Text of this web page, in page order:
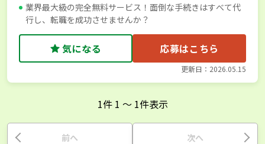
業界最大級の完全無料サービス！面倒な手続きはすべて代
行し、転職を成功させませんか？
気になる 応募はこちら
更新日：2026.05.15
1件 1 〜 1件表示
前へ 次へ